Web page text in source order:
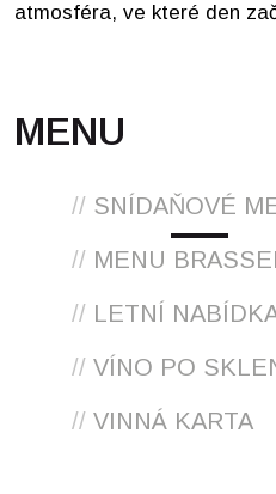
atmosféra, ve které den
MENU
// SNÍDAŇOVÉ
// MENU
// LETNÍ
// VÍNO PO
// VINNÁ KARTA